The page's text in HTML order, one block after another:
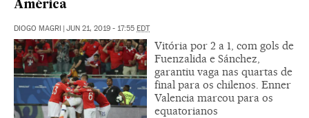
América
DIOGO MAGRI | JUN 21, 2019 - 17:55 EDT
Vitória por 2 a 1, com gols de
Fuenzalida e Sánchez,
garantiu vaga nas quartas de
final para os chilenos. Enner
Valencia marcou para os
equatorianos